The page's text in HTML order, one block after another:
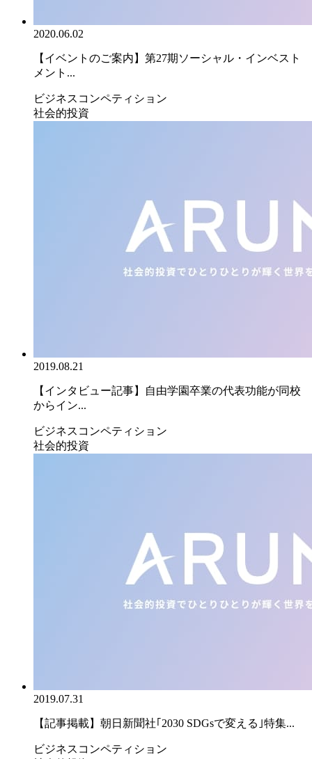
2020.06.02
【イベントのご案内】第27期ソーシャル・インベスト
メント...
ビジネスコンペティション
社会的投資
2019.08.21
【インタビュー記事】自由学園卒業の代表功能が同校
からイン...
ビジネスコンペティション
社会的投資
2019.07.31
【記事掲載】朝日新聞社｢2030 SDGsで変える｣特集...
ビジネスコンペティション